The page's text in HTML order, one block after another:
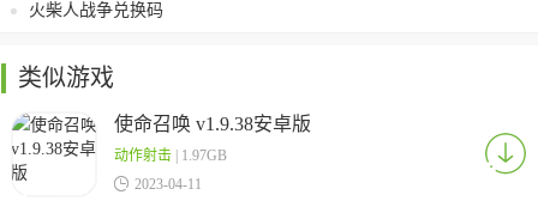
火柴人战争兑换码
类似游戏
使命召唤 v1.9.38安卓版
动作射击| 1.97GB
 2023-04-11